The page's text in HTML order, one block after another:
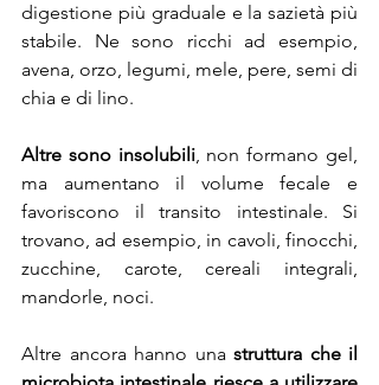
digestione più graduale e la sazietà più
stabile. Ne sono ricchi ad esempio,
avena, orzo, legumi, mele, pere, semi di
chia e di lino.
Altre sono insolubili, non formano gel,
ma aumentano il volume fecale e
favoriscono il transito intestinale. Si
trovano, ad esempio, in cavoli, finocchi,
zucchine, carote, cereali integrali,
mandorle, noci.
Altre ancora hanno una struttura che il